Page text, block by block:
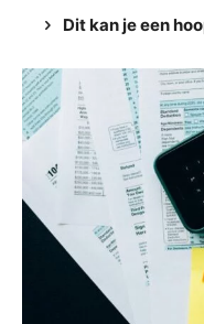
Dit kan je een